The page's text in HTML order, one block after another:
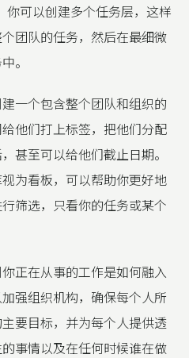
你可以创建多个任务层，这样
团队的任务，然后在最细微
。
一个包含整个团队和组织的
他们打上标签，把他们分配
甚至可以给他们截止日期。
为看板，可以帮助你更好地
筛选，只看你的任务或某个
正在从事的工作是如何融入
强组织机构，确保每个人所
要目标，并为每个人提供透
事情以及在任何时候谁在做